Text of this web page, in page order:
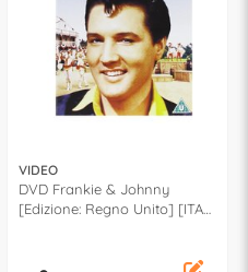
VIDEO
DVD Frankie & Johnny
[Edizione: Regno Unito] [ITA]